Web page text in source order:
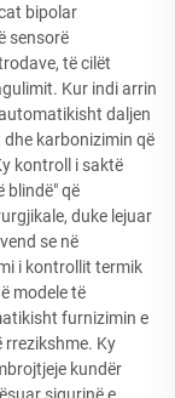
bipolar
sensorë
të cilët
Kur indi arrin
daljen
karbonizimin që
kontroll i saktë
blindë" që
duke lejuar
se në
i kontrollit termik
modele të
furnizimin e
rrezikshme. Ky
kundër
sigurinë e